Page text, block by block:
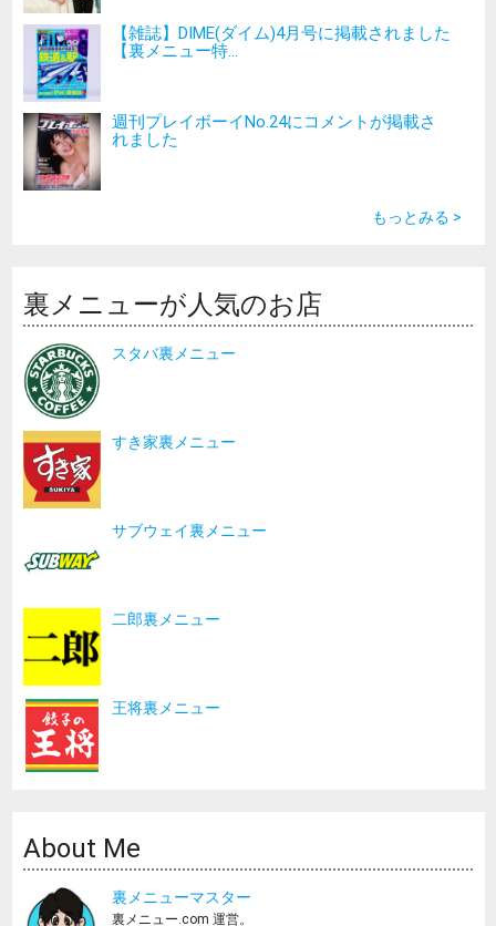
【雑誌】DIME(ダイム)4月号に掲載されました
【裏メニュー特...
週刊プレイボーイNo.24にコメントが掲載さ
れました
もっとみる >
裏メニューが人気のお店
スタバ裏メニュー
すき家裏メニュー
サブウェイ裏メニュー
二郎裏メニュー
王将裏メニュー
About Me
裏メニューマスター
裏メニュー.com 運営。